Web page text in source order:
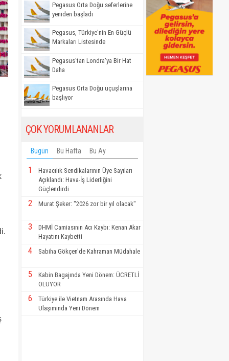
Pegasus Orta Doğu seferlerine
yeniden başladı
Pegasus, Türkiye'nin En Güçlü
Markaları Listesinde
Pegasus'tan Londra'ya Bir Hat
Daha
Pegasus Orta Doğu uçuşlarına
başlıyor
ÇOK YORUMLANANLAR
Bugün Bu Hafta Bu Ay
1
Havacılık Sendikalarının Üye Sayıları
Açıklandı: Hava-İş Liderliğini
Güçlendirdi
2 Murat Şeker: "2026 zor bir yıl olacak"
3
DHMİ Camiasının Acı Kaybı: Kenan Akar
Hayatını Kaybetti
4 Sabiha Gökçen'de Kahraman Müdahale
5
Kabin Bagajında Yeni Dönem: ÜCRETLİ
OLUYOR
6
Türkiye ile Vietnam Arasında Hava
Ulaşımında Yeni Dönem